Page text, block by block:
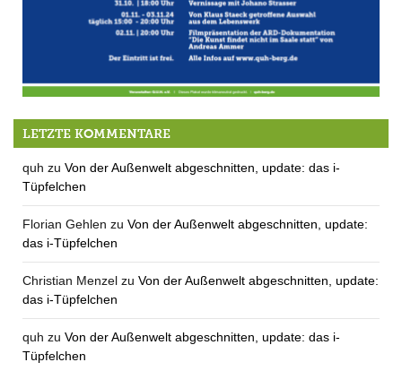
Einladung zu Vernissage und Ausstellung: Klaus Staeck in Berg
LETZTE KOMMENTARE
quh zu Von der Außenwelt abgeschnitten, update: das i-
Tüpfelchen
Florian Gehlen zu Von der Außenwelt abgeschnitten, update:
das i-Tüpfelchen
Christian Menzel zu Von der Außenwelt abgeschnitten, update:
das i-Tüpfelchen
quh zu Von der Außenwelt abgeschnitten, update: das i-
Tüpfelchen